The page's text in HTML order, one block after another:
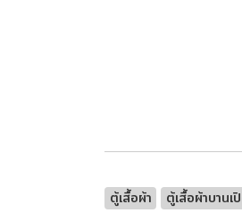
ตู้เสื้อผ้า ตู้เสื้อผ้าบานเ